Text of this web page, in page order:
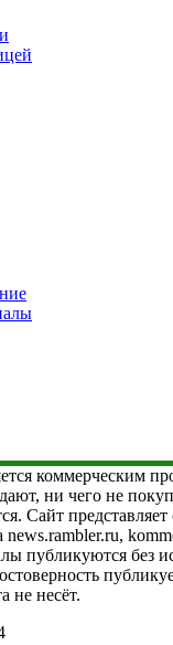
коммерческим
ни чего не
Сайт представляет
news.rambler.ru,
публикуются без
не несёт.